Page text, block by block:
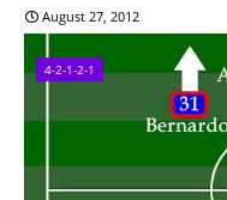
August 27, 2012
4-2-1-2-1